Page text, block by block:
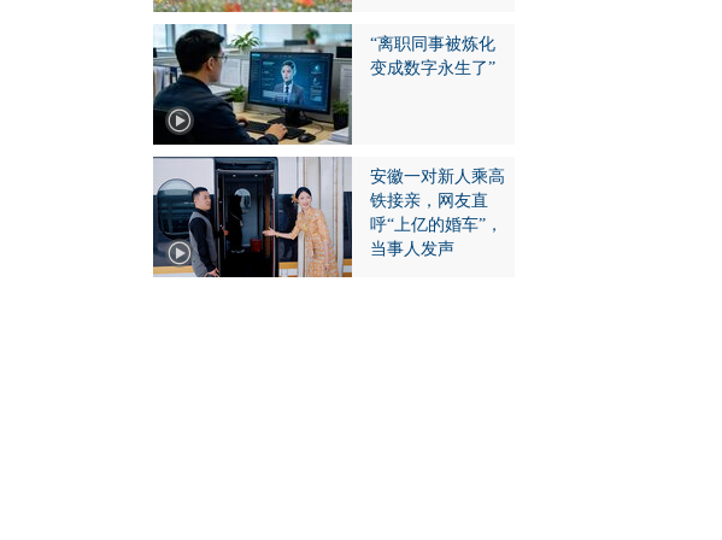
“离职同事被炼化
变成数字永生了”
安徽一对新人乘高
铁接亲，网友直
呼“上亿的婚车”，
当事人发声